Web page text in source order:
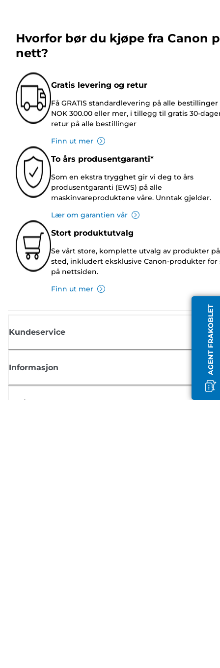
AGENT FRAKOBLET
Hvorfor bør du kjøpe fra Canon
nett?
Gratis levering og retur
Få GRATIS standardlevering på alle bestillinger
NOK 300.00 eller mer, i tillegg til gratis 30-
retur på alle bestillinger
Finn ut mer
To års produsentgaranti*
Som en ekstra trygghet gir vi deg to års
produsentgaranti (EWS) på alle
maskinvareproduktene våre. Unntak gjelder.
Lær om garantien vår
Stort produktutvalg
Se vårt store, komplette utvalg av produkter
sted, inkludert eksklusive Canon-produkter for
på nettsiden.
Finn ut mer
Kundeservice
Informasjon
Butikk